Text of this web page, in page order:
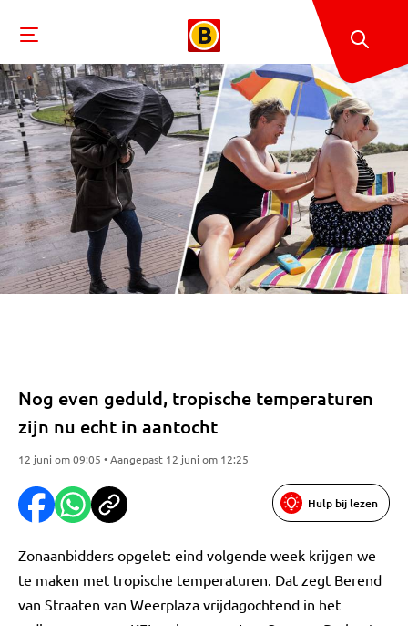
Nog even geduld, tropische temperaturen
zijn nu echt in aantocht
12 juni om 09:05 • Aangepast 12 juni om 12:25
Hulp bij lezen
Zonaanbidders opgelet: eind volgende week krijgen we
te maken met tropische temperaturen. Dat zegt Berend
van Straaten van Weerplaza vrijdagochtend in het